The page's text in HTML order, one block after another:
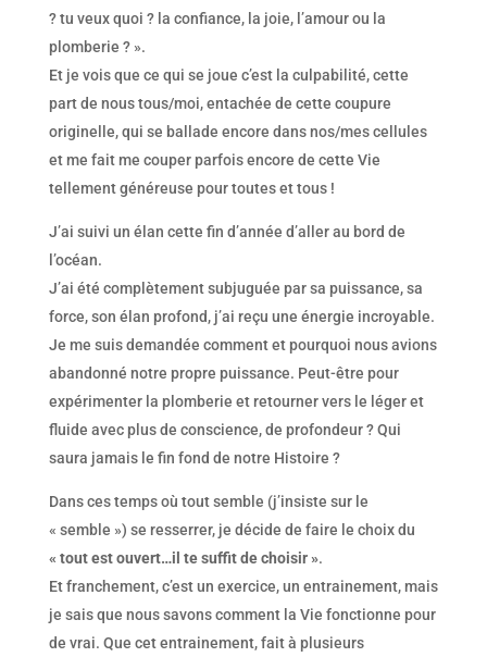
? tu veux quoi ? la confiance, la joie, l’amour ou la
plomberie ? ».
Et je vois que ce qui se joue c’est la culpabilité, cette
part de nous tous/moi, entachée de cette coupure
originelle, qui se ballade encore dans nos/mes cellules
et me fait me couper parfois encore de cette Vie
tellement généreuse pour toutes et tous !
J’ai suivi un élan cette fin d’année d’aller au bord de
l’océan.
J’ai été complètement subjuguée par sa puissance, sa
force, son élan profond, j’ai reçu une énergie incroyable.
Je me suis demandée comment et pourquoi nous avions
abandonné notre propre puissance. Peut-être pour
expérimenter la plomberie et retourner vers le léger et
fluide avec plus de conscience, de profondeur ? Qui
saura jamais le fin fond de notre Histoire ?
Dans ces temps où tout semble (j’insiste sur le
« semble ») se resserrer, je décide de faire le choix du
« tout est ouvert…il te suffit de choisir ».
Et franchement, c’est un exercice, un entrainement, mais
je sais que nous savons comment la Vie fonctionne pour
de vrai. Que cet entrainement, fait à plusieurs